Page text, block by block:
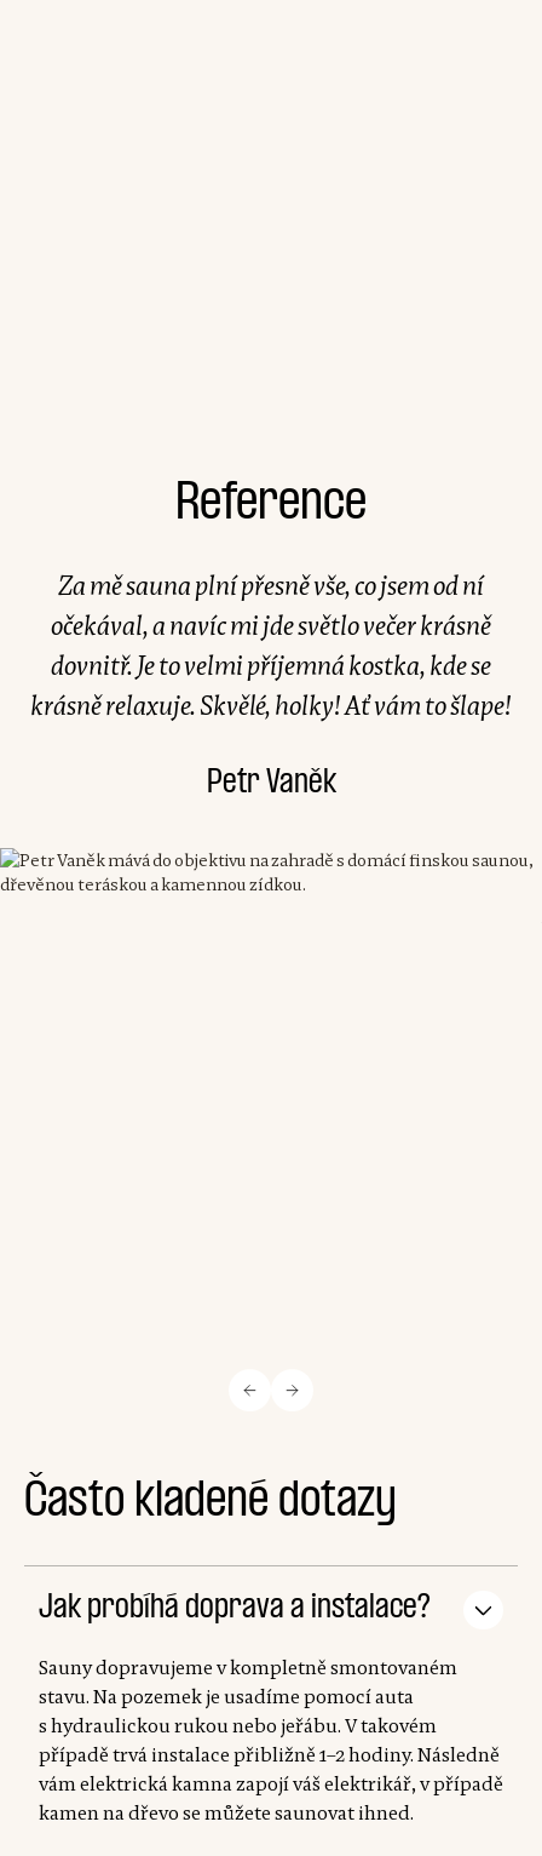
Reference
Za mě sauna plní přesně vše, co jsem od ní
očekával, a navíc mi jde světlo večer krásně
dovnitř. Je to velmi příjemná kostka, kde se
krásně relaxuje. Skvělé, holky! Ať vám to šlape!
Petr Vaněk
Často kladené dotazy
Jak probíhá doprava a instalace?
Sauny dopravujeme v kompletně smontovaném
stavu. Na pozemek je usadíme pomocí auta
s hydraulickou rukou nebo jeřábu. V takovém
případě trvá instalace přibližně 1–2 hodiny. Následně
vám elektrická kamna zapojí váš elektrikář, v případě
kamen na dřevo se můžete saunovat ihned.